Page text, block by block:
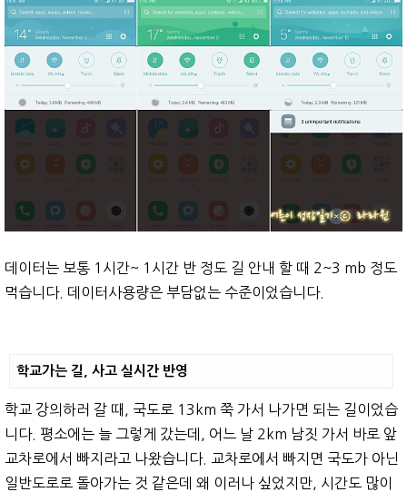
데이터는 보통 1시간~ 1시간 반 정도 길 안내 할 때 2~3 mb 정도
먹습니다. 데이터사용량은 부담없는 수준이었습니다.
학교가는 길, 사고 실시간 반영
학교 강의하러 갈 때, 국도로 13km 쭉 가서 나가면 되는 길이었습
니다. 평소에는 늘 그렇게 갔는데, 어느 날 2km 남짓 가서 바로 앞
교차로에서 빠지라고 나왔습니다. 교차로에서 빠지면 국도가 아닌
일반도로로 돌아가는 것 같은데 왜 이러나 싶었지만, 시간도 많이